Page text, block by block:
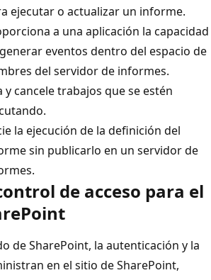
ejecutar o actualizar un informe.
a una aplicación la capacidad
eventos dentro del espacio de
del servidor de informes.
y cancele trabajos que se estén
la ejecución de la definición del
sin publicarlo en un servidor de
de acceso para el
de SharePoint, la autenticación y la
en el sitio de SharePoint,